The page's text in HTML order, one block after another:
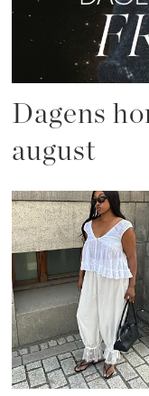
Dagens
august